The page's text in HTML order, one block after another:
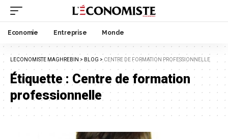
Economie Entreprise Monde
LECONOMISTE MAGHREBIN > BLOG > CENTRE DE FORMATION PROFESSIONNELLE
Étiquette :Centre de formation
professionnelle